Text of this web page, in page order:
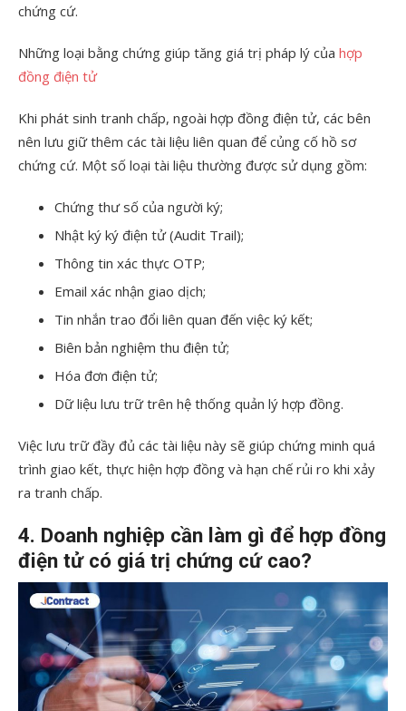
chứng cứ.
Những loại bằng chứng giúp tăng giá trị pháp lý của hợp
đồng điện tử
Khi phát sinh tranh chấp, ngoài hợp đồng điện tử, các bên
nên lưu giữ thêm các tài liệu liên quan để củng cố hồ sơ
chứng cứ. Một số loại tài liệu thường được sử dụng gồm:
Chứng thư số của người ký;
Nhật ký ký điện tử (Audit Trail);
Thông tin xác thực OTP;
Email xác nhận giao dịch;
Tin nhắn trao đổi liên quan đến việc ký kết;
Biên bản nghiệm thu điện tử;
Hóa đơn điện tử;
Dữ liệu lưu trữ trên hệ thống quản lý hợp đồng.
Việc lưu trữ đầy đủ các tài liệu này sẽ giúp chứng minh quá
trình giao kết, thực hiện hợp đồng và hạn chế rủi ro khi xảy
ra tranh chấp.
4. Doanh nghiệp cần làm gì để hợp đồng
điện tử có giá trị chứng cứ cao?